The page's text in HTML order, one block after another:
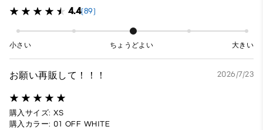
4.4(89)
小さい ちょうどよい 大きい
お願い再販して！！！ 2026/7/23
購入サイズ: XS
購入カラー: 01 OFF WHITE